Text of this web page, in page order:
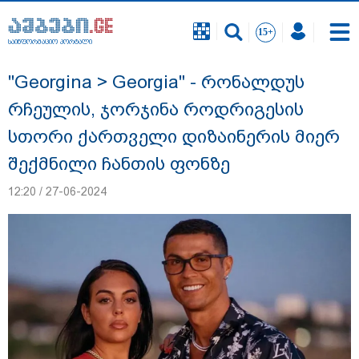
საინფორმაციო პორტალი
გიგა ავალიანის საქმეზე დაკავებულ ორ
არასრულწლოვანს, ნია იმნაძესა და
ანასტასია ბერუაშვილს აღკვეთის
ღონისძიების სახით პატიმრობა
საინფორმაციო პორტალი
"Georgina > Georgia" - რონალდუს
რჩეულის, ჯორჯინა როდრიგესის
სთორი ქართველი დიზაინერის მიერ
შექმნილი ჩანთის ფონზე
12:20 / 27-06-2024